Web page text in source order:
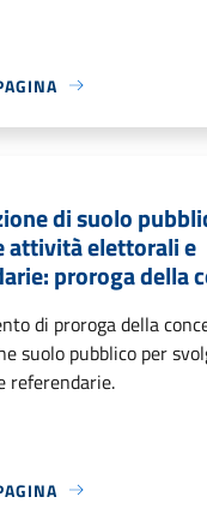
di suolo
attività elettorali e
proroga della
di proroga della
suolo pubblico per
referendarie.